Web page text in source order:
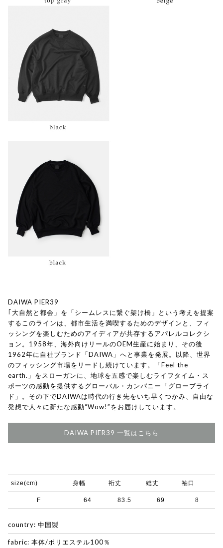
DAIWA PIER39
｢大自然と都会」を「シームレスに繋ぐ架け橋」という考えを提案
するこのラインは、都市生活を満喫するためのデザインと、フィ
ッシングを楽しむためのアイディアが共存するアパレルコレクシ
ョン。1958年、海外向けリールのOEM生産に始まり、その後
1962年に自社ブランド「DAIWA」へと事業を発展。以降、世界
のフィッシング市場をリードし続けています。「Feel the
earth.」をスローガンに、地球を五感で楽しむライフタイム・ス
ポーツの感動を提供するグローバル・カンパニー「グローブライ
ド」。その下でDAIWAは時代の行き先をいち早くつかみ、自由な
発想で人々に新たな感動“Wow!”をお届けしています。
DAIWA PIER39 一覧はこちら
size(cm) 身幅 裄丈 総丈 袖口
F 64 83.5 69 8
country: 中国製
fabric: 本体/ポリエステル100％